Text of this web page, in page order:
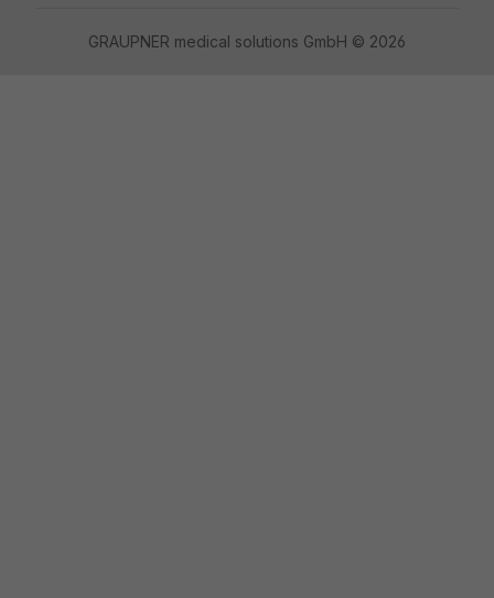
GRAUPNER medical solutions GmbH © 2026